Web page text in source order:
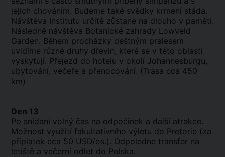
jejich chováním. Budeme také svědky krmení stáda.
Návštěva Institutu určitě zůstane na dlouho v paměti.
Následně návštěva Botanické zahrady Lowveld
Garden. Během procházky deštným pralesem
uvidíme různé druhy dřevin, které se v této oblasti
vyskytují. Přejezd do hotelu v okolí Johannesburgu,
ubytování, večeře a přenocování. (Trasa cca 450
km)
Den 13
Po snídani volný čas na odpočinek a další atrakce.
Možnost využití fakultativního výletu do Pretorie (za
příplatek cca 50 USD/os.). Odpoledne transfer na
letiště a večerní odlet do Polska.